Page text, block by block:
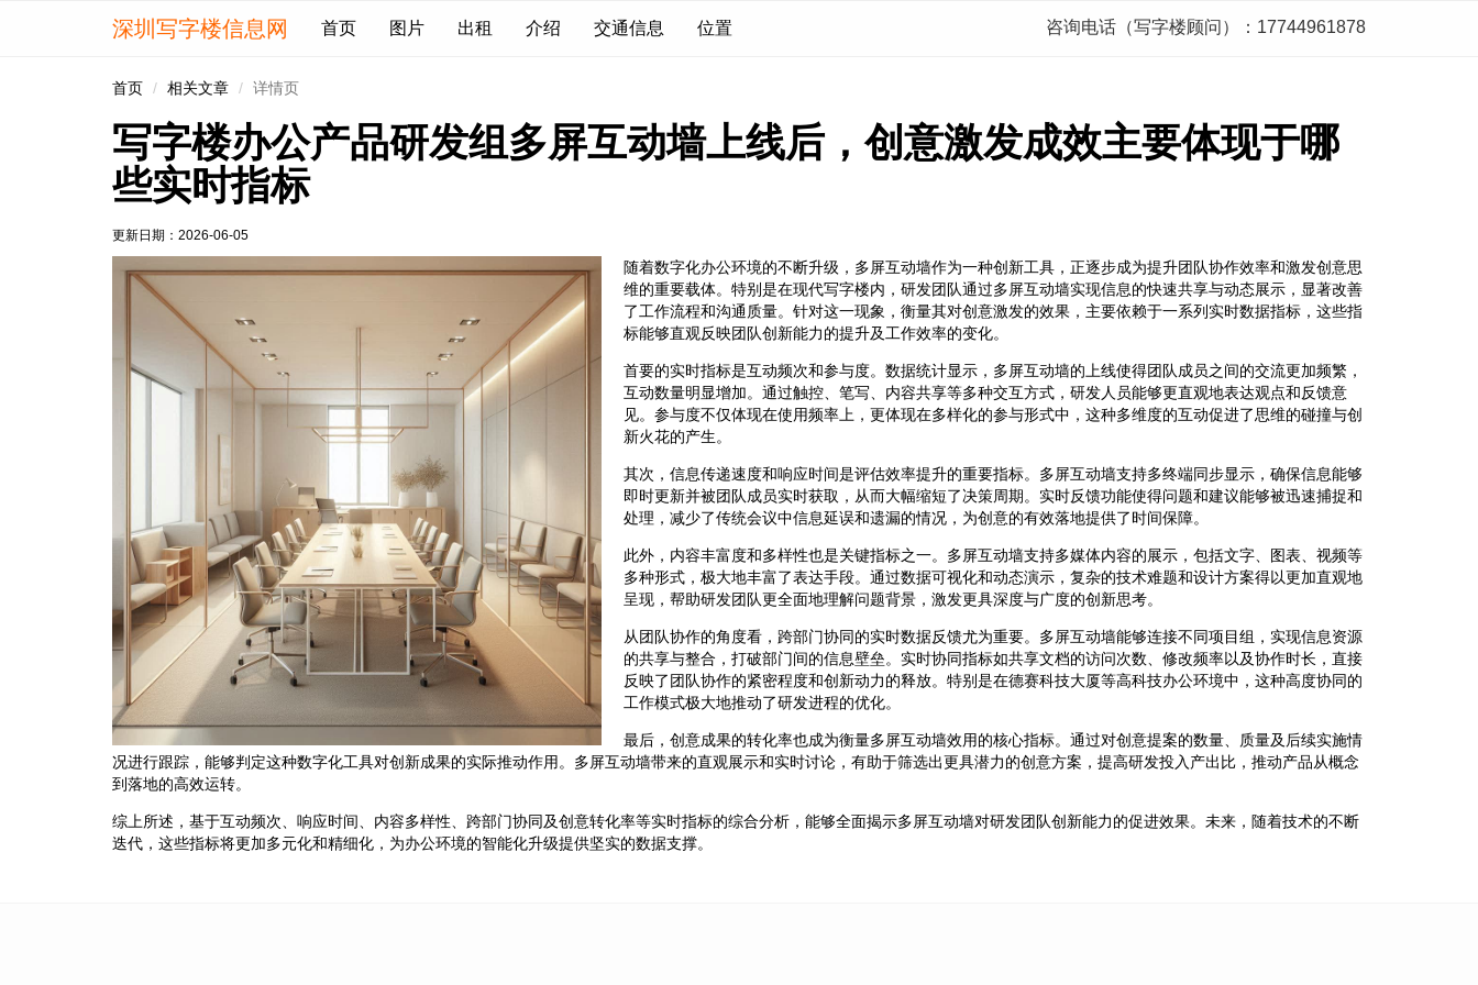
深圳写字楼信息网 首页 图片 出租 介绍 交通信息 位置 咨询电话（写字楼顾问）：17744961878
首页 相关文章 详情页
写字楼办公产品研发组多屏互动墙上线后，创意激发成效主要体现于哪
些实时指标
更新日期： 2026-06-05
随着数字化办公环境的不断升级，多屏互动墙作为一种创新工具，正逐步成为提升团队协作效率和激发创意思
维的重要载体。特别是在现代写字楼内，研发团队通过多屏互动墙实现信息的快速共享与动态展示，显著改善
了工作流程和沟通质量。针对这一现象，衡量其对创意激发的效果，主要依赖于一系列实时数据指标，这些指
标能够直观反映团队创新能力的提升及工作效率的变化。
首要的实时指标是互动频次和参与度。数据统计显示，多屏互动墙的上线使得团队成员之间的交流更加频繁，
互动数量明显增加。通过触控、笔写、内容共享等多种交互方式，研发人员能够更直观地表达观点和反馈意
见。参与度不仅体现在使用频率上，更体现在多样化的参与形式中，这种多维度的互动促进了思维的碰撞与创
新火花的产生。
其次，信息传递速度和响应时间是评估效率提升的重要指标。多屏互动墙支持多终端同步显示，确保信息能够
即时更新并被团队成员实时获取，从而大幅缩短了决策周期。实时反馈功能使得问题和建议能够被迅速捕捉和
处理，减少了传统会议中信息延误和遗漏的情况，为创意的有效落地提供了时间保障。
此外，内容丰富度和多样性也是关键指标之一。多屏互动墙支持多媒体内容的展示，包括文字、图表、视频等
多种形式，极大地丰富了表达手段。通过数据可视化和动态演示，复杂的技术难题和设计方案得以更加直观地
呈现，帮助研发团队更全面地理解问题背景，激发更具深度与广度的创新思考。
从团队协作的角度看，跨部门协同的实时数据反馈尤为重要。多屏互动墙能够连接不同项目组，实现信息资源
的共享与整合，打破部门间的信息壁垒。实时协同指标如共享文档的访问次数、修改频率以及协作时长，直接
反映了团队协作的紧密程度和创新动力的释放。特别是在德赛科技大厦等高科技办公环境中，这种高度协同的
工作模式极大地推动了研发进程的优化。
最后，创意成果的转化率也成为衡量多屏互动墙效用的核心指标。通过对创意提案的数量、质量及后续实施情
况进行跟踪，能够判定这种数字化工具对创新成果的实际推动作用。多屏互动墙带来的直观展示和实时讨论，有助于筛选出更具潜力的创意方案，提高研发投入产出比，推动产品从概念
到落地的高效运转。
综上所述，基于互动频次、响应时间、内容多样性、跨部门协同及创意转化率等实时指标的综合分析，能够全面揭示多屏互动墙对研发团队创新能力的促进效果。未来，随着技术的不断
迭代，这些指标将更加多元化和精细化，为办公环境的智能化升级提供坚实的数据支撑。